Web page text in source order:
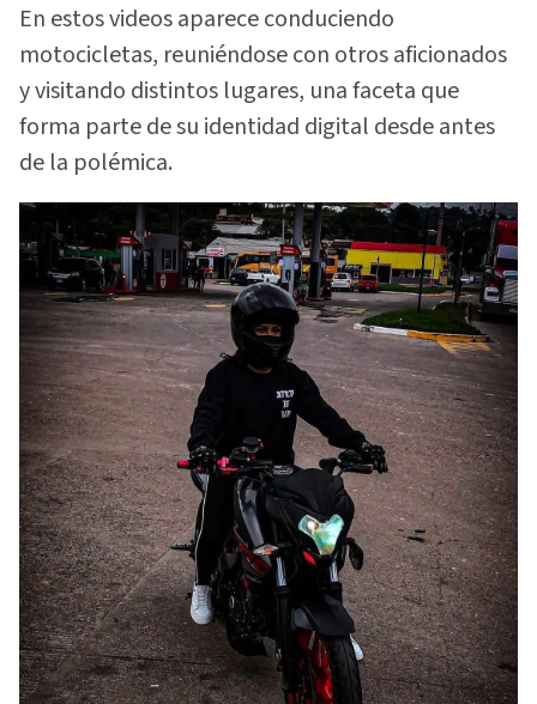
En estos videos aparece conduciendo
motocicletas, reuniéndose con otros aficionados
y visitando distintos lugares, una faceta que
forma parte de su identidad digital desde antes
de la polémica.